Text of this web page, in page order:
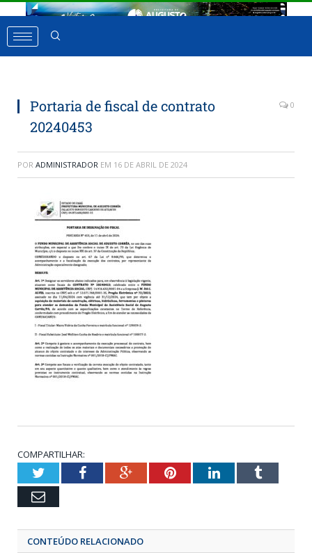
Portaria de fiscal de contrato
20240453
0
POR ADMINISTRADOR EM 16 DE ABRIL DE 2024
COMPARTILHAR:
TwitterFacebookGoogle+Pinterest
LinkedIn
Email
CONTEÚDO RELACIONADO